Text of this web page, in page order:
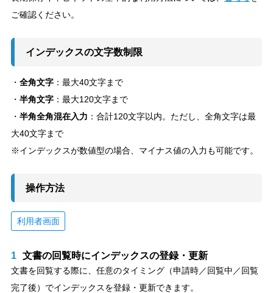
ご確認ください。
インデックスの文字数制限
・ 全角文字：最大40文字まで
・ 半角文字：最大120文字まで
・ 半角全角混在入力 ：合計120文字以内。ただし、全角文字は最
大40文字まで
※インデックスが数値型の場合、マイナス値の入力も可能です。
操作方法
利用者画面
1 文書の回覧時にインデックスの登録・更新
文書を回覧する際に、任意のタイミング（申請時／回覧中／回覧
完了後）でインデックスを登録・更新できます。